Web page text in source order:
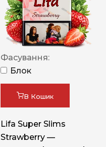
Фасування:
Блок
В Кошик
Lifa Super Slims
Strawberry —